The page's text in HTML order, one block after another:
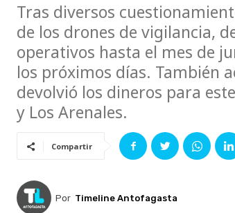
Tras diversos
de los drones de vigilancia,
operativos hasta el mes de
los próximos días. También
devolvió los dineros para
y Los Arenales.
Compartir
Por Timeline Antofagasta